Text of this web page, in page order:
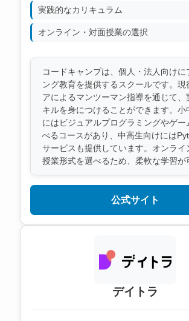
実践的なカリキュラム
オンライン・対面授業の選択
コードキャンプは、個人・法人向けに
ング教育を提供するスクールです。現
アによるマンツーマン指導を通じて、
キルを身につけることができます。小
にはビジュアルプログラミングやゲー
べるコースがあり、中高生向けには
サービスも提供しています。オンライ
授業形式を選べるため、柔軟な学習が
公式サイト
デイトラ